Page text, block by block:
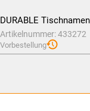
ist:
CHF35.85.
DURABLE
Artikelnummer:433272
Vorbestellung